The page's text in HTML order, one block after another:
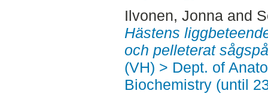
Ilvonen, Jonnaand
Hästens
och pelleterat
(VH) > Dept. of
Biochemistry (until